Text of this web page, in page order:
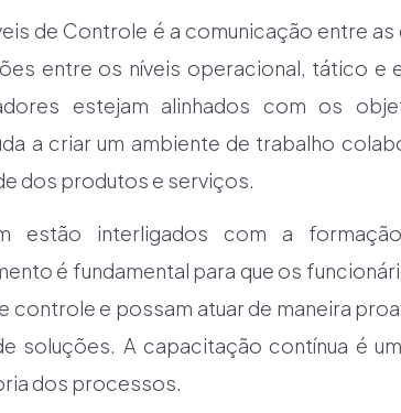
de Controle é a comunicação entre as
entre os níveis operacional, tático e
estejam alinhados com os
a criar um ambiente de trabalho
dos produtos e serviços.
estão interligados com a
é fundamental para que os
controle e possam atuar de maneira
soluções. A capacitação contínua é
dos processos.